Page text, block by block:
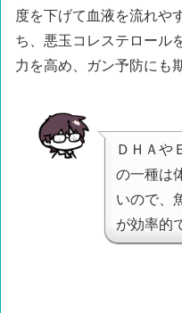
度を下げて血液を流れや
ち、悪玉コレステロール
力を高め、ガン予防にも
ＤＨＡや
の一種は
いので、
が効率的